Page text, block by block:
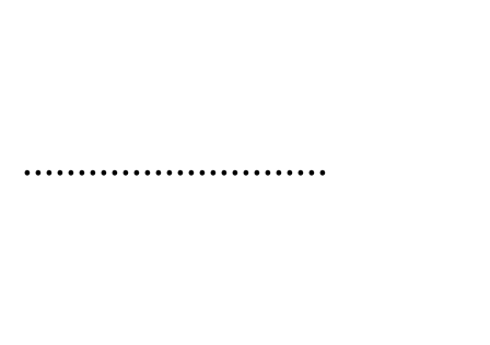
............................